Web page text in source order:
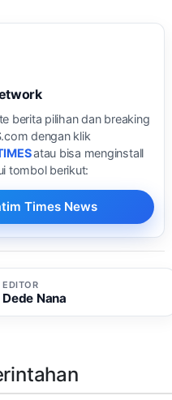
berita pilihan dan breaking
dengan klik
atau bisa menginstall
tombol berikut:
Times News
EDITOR
Dede Nana